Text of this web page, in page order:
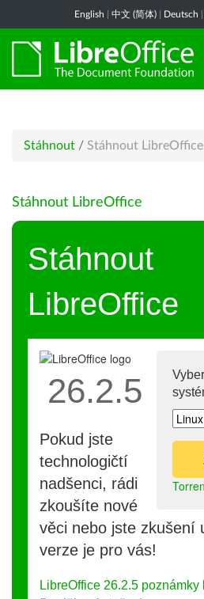
English 中文 (简体) Deutsch
Stáhnout / Stáhnout LibreOffice
Stáhnout LibreOffice
Stáhnout
LibreOffice
26.2.5
Pokud jste
technologičtí
nadšenci, rádi
zkoušíte nové
věci nebo jste zkušení
verze je pro vás!
LibreOffice 26.2.5 poznámky